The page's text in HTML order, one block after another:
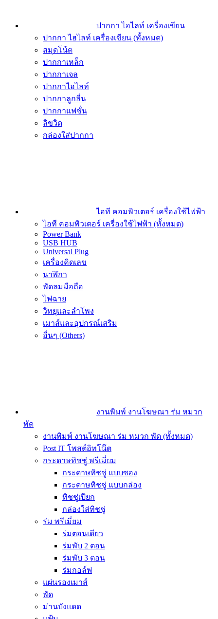
ปากกา ไฮไลท์ เครื่องเขียน
ปากกา ไฮไลท์ เครื่องเขียน (ทั้งหมด)
สมุดโน้ต
ปากกาเหล็ก
ปากกาเจล
ปากกาไฮไลท์
ปากกาลูกลื่น
ปากกาแฟชั่น
ลิขวิด
กล่องใส่ปากกา
ไอที คอมพิวเตอร์ เครื่องใช้ไฟฟ้า
ไอที คอมพิวเตอร์ เครื่องใช้ไฟฟ้า (ทั้งหมด)
Power Bank
USB HUB
Universal Plug
เครื่องคิดเลข
นาฬิกา
พัดลมมือถือ
ไฟฉาย
วิทยุและลำโพง
เมาส์และอุปกรณ์เสริม
อื่นๆ (Others)
งานพิมพ์ งานโฆษณา ร่ม หมวก
พัด
งานพิมพ์ งานโฆษณา ร่ม หมวก พัด (ทั้งหมด)
Post IT โพสต์อิทโน๊ต
กระดาษทิชชู่ พรีเมี่ยม
กระดาษทิชชู่ แบบซอง
กระดาษทิชชู่ แบบกล่อง
ทิชชู่เปียก
กล่องใส่ทิชชู่
ร่ม พรีเมี่ยม
ร่มตอนเดียว
ร่มพับ 2 ตอน
ร่มพับ 3 ตอน
ร่มกอล์ฟ
แผ่นรองเมาส์
พัด
ม่านบังแดด